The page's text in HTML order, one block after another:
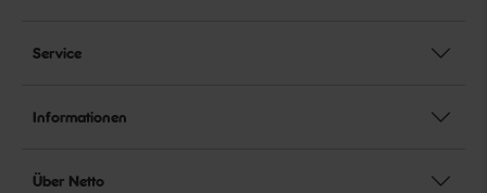
Service
Informationen
Über Netto